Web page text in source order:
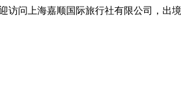
问上海嘉顺国际旅行社有限公司，出境